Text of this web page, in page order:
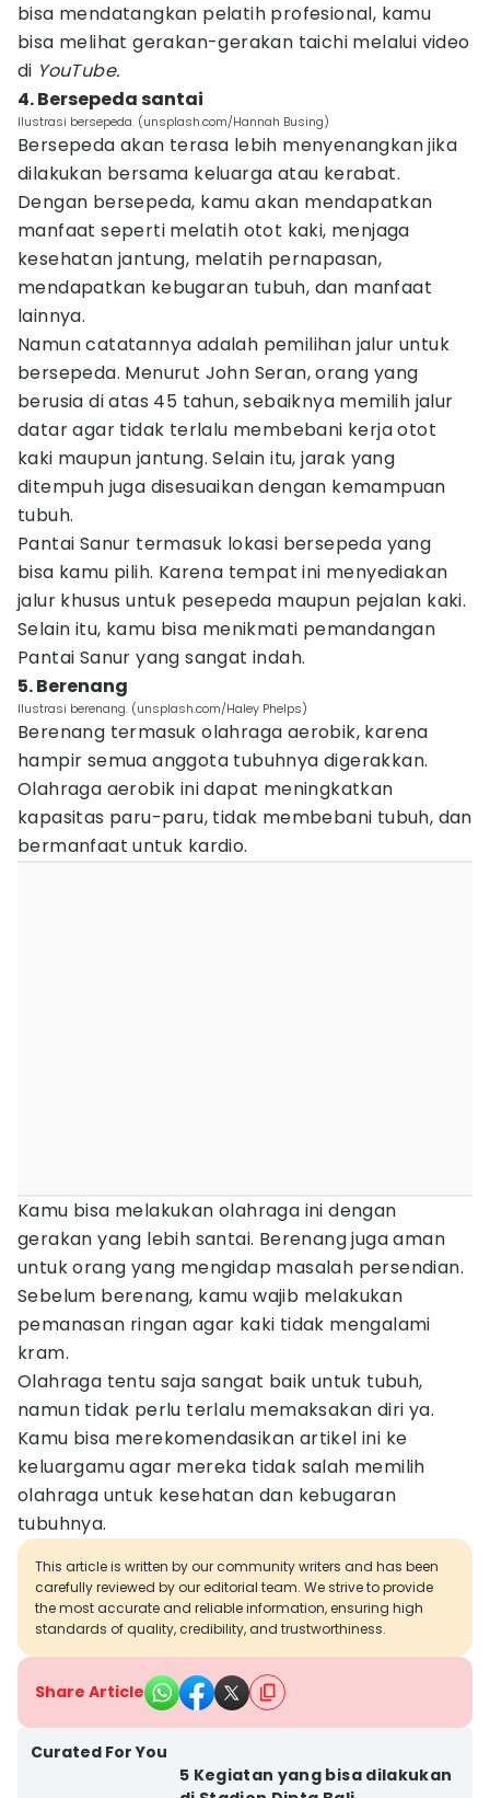
bisa mendatangkan pelatih profesional, kamu
bisa melihat gerakan-gerakan taichi melalui video
di YouTube.
4. Bersepeda santai
Ilustrasi bersepeda. (unsplash.com/Hannah Busing)
Bersepeda akan terasa lebih menyenangkan jika
dilakukan bersama keluarga atau kerabat.
Dengan bersepeda, kamu akan mendapatkan
manfaat seperti melatih otot kaki, menjaga
kesehatan jantung, melatih pernapasan,
mendapatkan kebugaran tubuh, dan manfaat
lainnya.
Namun catatannya adalah pemilihan jalur untuk
bersepeda. Menurut John Seran, orang yang
berusia di atas 45 tahun, sebaiknya memilih jalur
datar agar tidak terlalu membebani kerja otot
kaki maupun jantung. Selain itu, jarak yang
ditempuh juga disesuaikan dengan kemampuan
tubuh.
Pantai Sanur termasuk lokasi bersepeda yang
bisa kamu pilih. Karena tempat ini menyediakan
jalur khusus untuk pesepeda maupun pejalan kaki.
Selain itu, kamu bisa menikmati pemandangan
Pantai Sanur yang sangat indah.
5. Berenang
Ilustrasi berenang. (unsplash.com/Haley Phelps)
Berenang termasuk olahraga aerobik, karena
hampir semua anggota tubuhnya digerakkan.
Olahraga aerobik ini dapat meningkatkan
kapasitas paru-paru, tidak membebani tubuh, dan
bermanfaat untuk kardio.
Kamu bisa melakukan olahraga ini dengan
gerakan yang lebih santai. Berenang juga aman
untuk orang yang mengidap masalah persendian.
Sebelum berenang, kamu wajib melakukan
pemanasan ringan agar kaki tidak mengalami
kram.
Olahraga tentu saja sangat baik untuk tubuh,
namun tidak perlu terlalu memaksakan diri ya.
Kamu bisa merekomendasikan artikel ini ke
keluargamu agar mereka tidak salah memilih
olahraga untuk kesehatan dan kebugaran
tubuhnya.
This article is written by our community writers and has been
carefully reviewed by our editorial team. We strive to provide
the most accurate and reliable information, ensuring high
standards of quality, credibility, and trustworthiness.
Share Article
Curated For You
5 Kegiatan yang bisa dilakukan